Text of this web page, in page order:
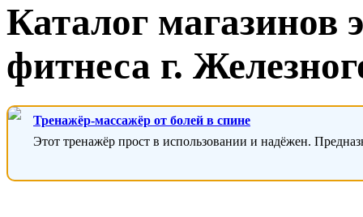
Каталог магазинов
фитнеса г.
Тренажёр-массажёр от болей в спине
Этот тренажёр прост в использовании и надёжен.